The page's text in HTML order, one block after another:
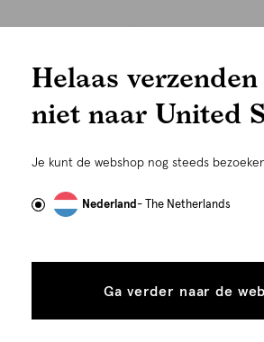
graag
gebruiken wij cookies en daarmee
om advertenties te personaliseren...
tonen
toestaan
©Alle rechten voorbehouden.
Helaas verzenden
niet naar United
Je kunt de webshop nog steeds
Nederland- The Netherlands
Ga verder naar de